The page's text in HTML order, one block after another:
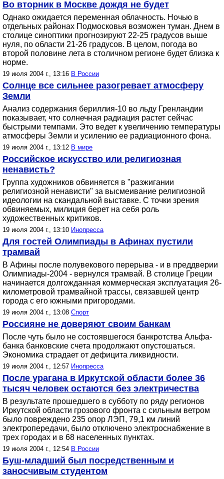
Во вторник в Москве дождя не будет
Однако ожидается переменная облачность. Ночью в
отдельных районах Подмосковья возможен туман. Днем в
столице синоптики прогнозируют 22-25 градусов выше
нуля, по области 21-26 градусов. В целом, погода во
второй половине лета в столичном регионе будет близка к
норме.
19 июля 2004 г., 13:16 В России
Солнце все сильнее разогревает атмосферу
Земли
Анализ содержания бериллия-10 во льду Гренландии
показывает, что солнечная радиация растет сейчас
быстрыми темпами. Это ведет к увеличению температуры
атмосферы Земли и усилению ее радиационного фона.
19 июля 2004 г., 13:12 В мире
Российское искусство или религиозная
ненависть?
Группа художников обвиняется в "разжигании
религиозной ненависти" за высмеивание религиозной
идеологии на скандальной выставке. С точки зрения
обвиняемых, милиция берет на себя роль
художественных критиков.
19 июля 2004 г., 13:10 Инопресса
Для гостей Олимпиады в Афинах пустили
трамвай
В Афины после полувекового перерыва - и в преддверии
Олимпиады-2004 - вернулся трамвай. В столице Греции
начинается долгожданная коммерческая эксплуатация 26-
километровой трамвайной трассы, связавшей центр
города с его южными пригородами.
19 июля 2004 г., 13:08 Спорт
Россияне не доверяют своим банкам
После чуть было не состоявшегося банкротства Альфа-
банка банковские счета продолжают опустошаться.
Экономика страдает от дефицита ликвидности.
19 июля 2004 г., 12:57 Инопресса
После урагана в Иркутской области более 36
тысяч человек остаются без электричества
В результате прошедшего в субботу по ряду регионов
Иркутской области грозового фронта с сильным ветром
было повреждено 235 опор ЛЭП, 79,1 км линий
электропередачи, было отключено электроснабжение в
трех городах и в 68 населенных пунктах.
19 июля 2004 г., 12:54 В России
Буш-младший был посредственным и
заносчивым студентом